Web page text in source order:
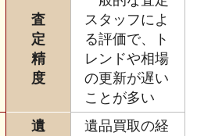
査
定
精
度
スタッフによ
る評価で、ト
レンドや相場
の更新が遅い
ことが多い
遺
遺品買取の経